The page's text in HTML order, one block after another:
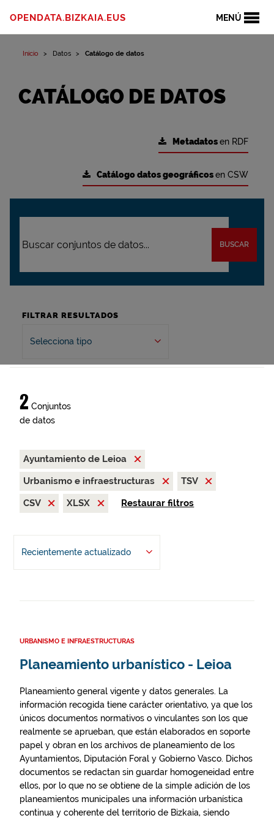
MENÚ
OPENDATA.BIZKAIA.EUS
Inicio Datos Catálogo de datos
CATÁLOGO DE DATOS
Metadatosen RDF
Catálogo datos geográficosen CSW
BUSCAR
FILTRAR RESULTADOS
Selecciona tipo
2 Conjuntos
de datos
Ayuntamiento de Leioa
Urbanismo e infraestructuras
TSV
CSV
XLSX Restaurar filtros
Recientemente actualizado
URBANISMO E INFRAESTRUCTURAS
Planeamiento urbanístico - Leioa
Planeamiento general vigente y datos generales. La
información recogida tiene carácter orientativo, ya que los
únicos documentos normativos o vinculantes son los que
realmente se aprueban, que están elaborados en soporte
papel y obran en los archivos de planeamiento de los
Ayuntamientos, Diputación Foral y Gobierno Vasco. Dichos
documentos se redactan sin guardar homogeneidad entre
ellos, por lo que no se obtiene de la simple adición de los
planeamientos municipales una información urbanística
continua y coherente del territorio de Bizkaia, siendo